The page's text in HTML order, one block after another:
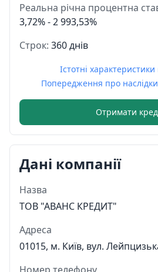
Реальна річна процентна
3,72% - 2 993,53%
Строк: 360 днів
Істотні характеристики
Попередження про
Отримати
Дані компанії
Назва
ТОВ "АВАНС КРЕДИТ"
Адреса
01015, м. Київ, вул.